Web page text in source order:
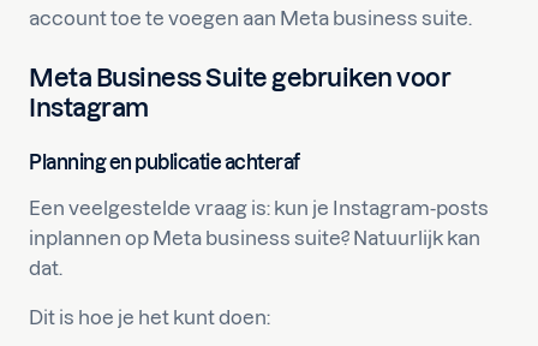
account toe te voegen aan Meta business suite.
Meta Business Suite gebruiken voor
Instagram
Planning en publicatie achteraf
Een veelgestelde vraag is: kun je Instagram-posts
inplannen op Meta business suite? Natuurlijk kan
dat.
Dit is hoe je het kunt doen: